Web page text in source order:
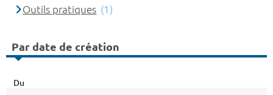
Outils pratiques (1)
Par date de création
Du